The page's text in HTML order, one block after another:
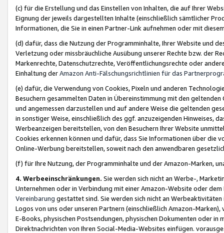
(c) für die Erstellung und das Einstellen von Inhalten, die auf Ihrer
Eignung der jeweils dargestellten Inhalte (einschließlich sämtlicher
Informationen, die Sie in einen Partner-Link aufnehmen oder mit
(d) dafür, dass die Nutzung der Programminhalte, Ihrer Website und
Verletzung oder missbräuchliche Ausübung unserer Rechte bzw. der
Markenrechte, Datenschutzrechte, Veröffentlichungsrechte oder
Einhaltung derAmazon Anti-Fälschungsrichtlinien für das
(e) dafür, die Verwendung von Cookies, Pixeln und anderen
Besuchern gesammelten Daten in Übereinstimmung mit den
und angemessen darzustellen und auf andere Weise die geltenden
in sonstiger Weise, einschließlich des ggf. anzuzeigenden Hinweises,
Werbeanzeigen bereitstellen, von den Besuchern Ihrer Website
Cookies erkennen können und dafür, dass Sie Informationen über die
Online-Werbung bereitstellen, soweit nach den anwendbaren
(f) für Ihre Nutzung, der Programminhalte und der Amazon-Marken,
4. Werbeeinschränkungen. Sie werden sich nicht an Werbe-,
Unternehmen oder in Verbindung mit einer Amazon-Website oder
Vereinbarung gestattet sind. Sie werden sich nicht an
Logos von uns oder unseren Partnern (einschließlich Amazon-
E-Books, physischen Postsendungen, physischen Dokumenten oder in
Direktnachrichten von Ihren Social-Media-Websites einfügen.